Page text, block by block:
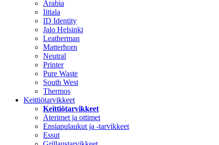
Arabia
Iittala
ID Identity
Jalo Helsinki
Leatherman
Matterhorn
Neutral
Printer
Pure Waste
South West
Thermos
Keittiötarvikkeet
Keittiötarvikkeet
Aterimet ja ottimet
Ensiapulaukut ja -tarvikkeet
Essut